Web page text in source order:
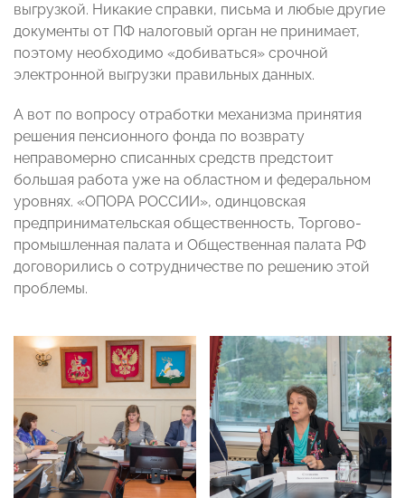
выгрузкой. Никакие справки, письма и любые другие
документы от ПФ налоговый орган не принимает,
поэтому необходимо «добиваться» срочной
электронной выгрузки правильных данных.
А вот по вопросу отработки механизма принятия
решения пенсионного фонда по возврату
неправомерно списанных средств предстоит
большая работа уже на областном и федеральном
уровнях. «ОПОРА РОССИИ», одинцовская
предпринимательская общественность, Торгово-
промышленная палата и Общественная палата РФ
договорились о сотрудничестве по решению этой
проблемы.